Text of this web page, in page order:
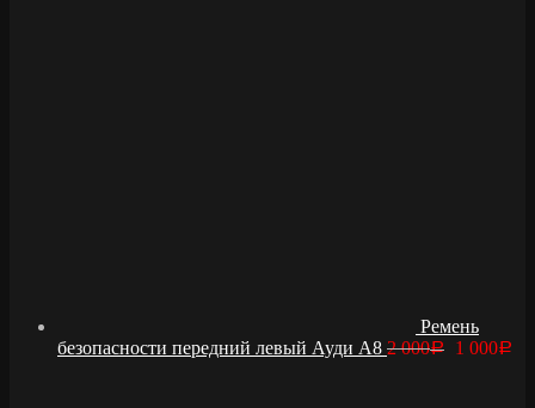
Ремень
безопасности передний левый Ауди А8 2 000Р 1 000Р